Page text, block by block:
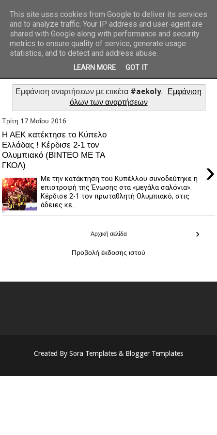
REPORTAZ NET
Εμφάνιση αναρτήσεων με ετικέτα #aekoly.
Εμφάνιση
όλων των αναρτήσεων
Τρίτη 17 Μαΐου 2016
Η ΑΕΚ κατέκτησε το Κύπελο
Ελλάδας ! Κέρδισε 2-1 τον
Ολυμπιακό (ΒΙΝΤΕΟ ΜΕ ΤΑ
ΓΚΟΛ)
›
Με την κατάκτηση του Κυπέλλου συνοδεύτηκε η
επιστροφή της Ένωσης στα «μεγάλα σαλόνια».
Κέρδισε 2-1 τον πρωταθλητή Ολυμπιακό, στις
άδειες κε...
›
Αρχική σελίδα
Προβολή έκδοσης ιστού
Created By Sora Templates & Blogger Templates
This site uses cookies from Google to deliver its services
and to analyze traffic. Your IP address and user-agent are
shared with Google along with performance and security
metrics to ensure quality of service, generate usage
statistics, and to detect and address abuse.
LEARN MORE GOT IT